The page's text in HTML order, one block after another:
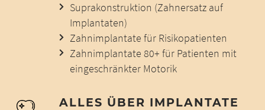
Suprakonstruktion (Zahnersatz auf
Implantaten)
Zahnimplantate für Risikopatienten
Zahnimplantate 80+ für Patienten mit
eingeschränkter Motorik
ALLES ÜBER IMPLANTATE